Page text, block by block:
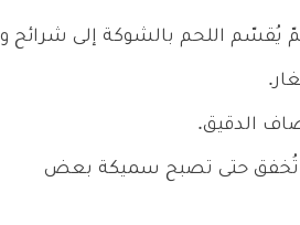
ثمّ يُقسّم اللحم بالشوكة إلى شرائح و
الدقيق.
و تُخفق حتى تصبح سميكة بعض